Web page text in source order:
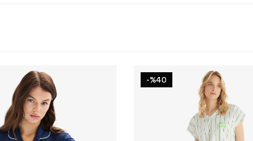
-%40